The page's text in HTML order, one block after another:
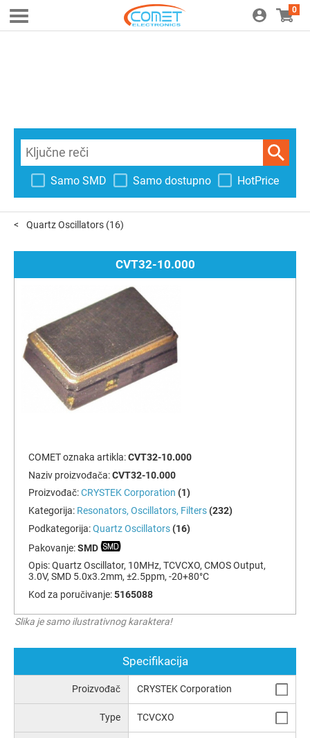
0
Samo SMD Samo dostupno HotPrice
Quartz Oscillators (16)
CVT32-10.000
COMET oznaka artikla:CVT32-10.000
Naziv proizvođača:CVT32-10.000
Proizvođač:CRYSTEK Corporation (1)
Kategorija: Resonators, Oscillators, Filters (232)
Podkategorija:Quartz Oscillators (16)
Pakovanje:SMD
Opis:Quartz Oscillator, 10MHz, TCVCXO, CMOS Output,
3.0V, SMD 5.0x3.2mm, ±2.5ppm, -20+80°C
Kod za poručivanje:5165088
Slika je samo ilustrativnog karaktera!
Specifikacija
Proizvođač CRYSTEK Corporation
Type TCVCXO